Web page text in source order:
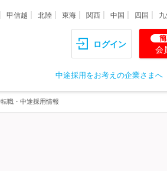
甲信越 北陸 東海 関西 中国 四国 九
ログイン
会
中途採用をお考えの企業さまへ
職・中途採用情報